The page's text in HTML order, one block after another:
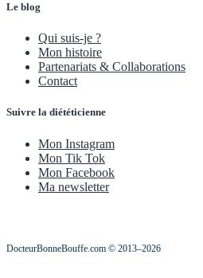
Le blog
Qui suis-je ?
Mon histoire
Partenariats & Collaborations
Contact
Suivre la diététicienne
Mon Instagram
Mon Tik Tok
Mon Facebook
Ma newsletter
DocteurBonneBouffe.com © 2013–2026